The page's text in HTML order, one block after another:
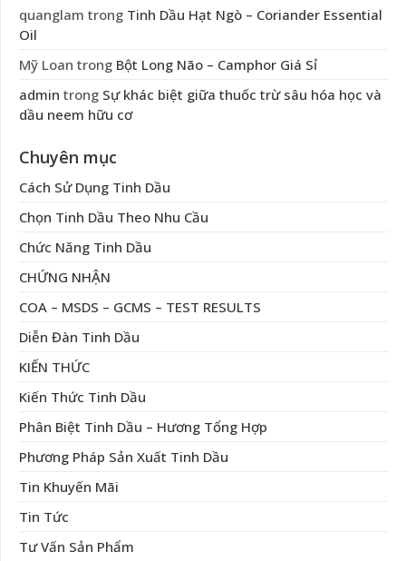
quanglam trong Tinh Dầu Hạt Ngò – Coriander Essential
Oil
Mỹ Loan trong Bột Long Não – Camphor Giá Sỉ
admin trong Sự khác biệt giữa thuốc trừ sâu hóa học và
dầu neem hữu cơ
Chuyên mục
Cách Sử Dụng Tinh Dầu
Chọn Tinh Dầu Theo Nhu Cầu
Chức Năng Tinh Dầu
CHỨNG NHẬN
COA – MSDS – GCMS – TEST RESULTS
Diễn Đàn Tinh Dầu
KIẾN THỨC
Kiến Thức Tinh Dầu
Phân Biệt Tinh Dầu – Hương Tổng Hợp
Phương Pháp Sản Xuất Tinh Dầu
Tin Khuyến Mãi
Tin Tức
Tư Vấn Sản Phẩm